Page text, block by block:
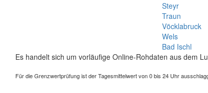
Steyr
Traun
Vöcklabruck
Wels
Bad Ischl
Es handelt sich um vorläufige Online-Rohdaten aus dem
Für die Grenzwertprüfung ist der Tagesmittelwert von 0 bis 24 Uhr